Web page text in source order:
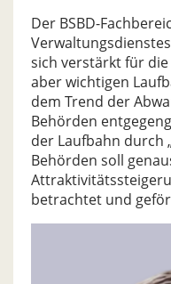
Der BSBD-
sich verstärkt für
aber wichtigen
dem Trend der
Behörden
der Laufbahn durch
Behörden soll
betrachtet und